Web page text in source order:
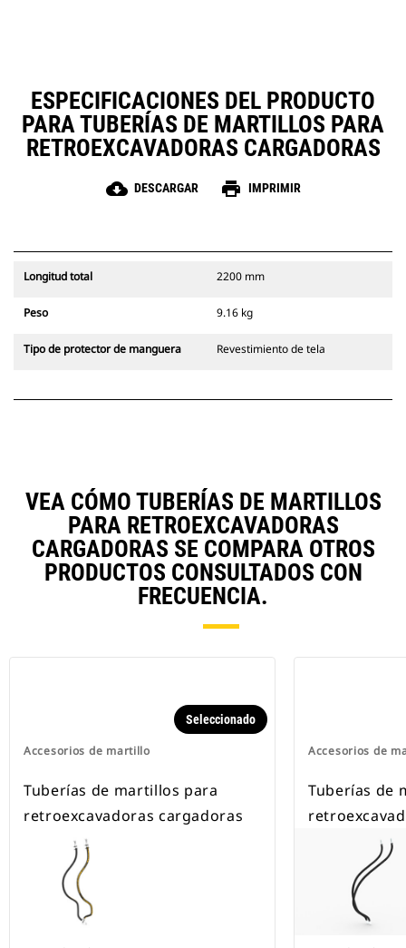
ESPECIFICACIONES DEL PRODUCTO
PARA TUBERÍAS DE MARTILLOS PARA
RETROEXCAVADORAS CARGADORAS
cloud_download DESCARGAR print IMPRIMIR
Longitud total 2200 mm
Peso 9.16 kg
Tipo de protector de manguera Revestimiento de tela
VEA CÓMO TUBERÍAS DE MARTILLOS
PARA RETROEXCAVADORAS
CARGADORAS SE COMPARA OTROS
PRODUCTOS CONSULTADOS CON
FRECUENCIA.
Accesorios de martillo
Seleccionado
Tuberías de martillos para
retroexcavadoras cargadoras
Accesorios de
Tuberías de